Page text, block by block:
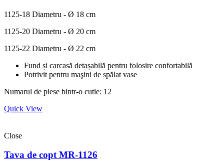
1125-18 Diametru - Ø 18 cm
1125-20 Diametru - Ø 20 cm
1125-22 Diametru - Ø 22 cm
Fund și carcasă detașabilă pentru folosire confortabilă
Potrivit pentru maşini de spălat vase
Numarul de piese bintr-o cutie: 12
Quick View
Close
Tava de copt MR-1126